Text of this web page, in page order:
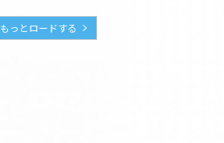
もっとロードする